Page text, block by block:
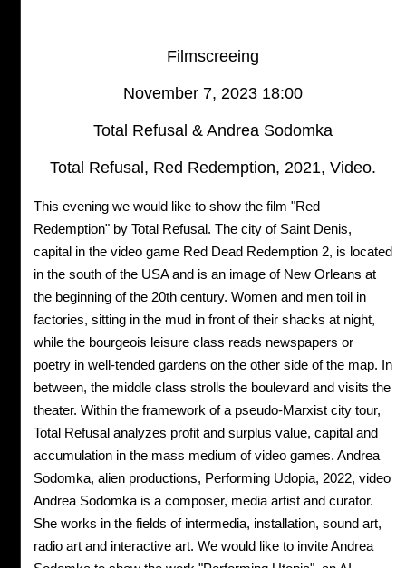
Filmscreeing
November 7, 2023 18:00
Total Refusal & Andrea Sodomka
Total Refusal, Red Redemption, 2021, Video.
This evening we would like to show the film "Red
Redemption" by Total Refusal. The city of Saint Denis,
capital in the video game Red Dead Redemption 2, is located
in the south of the USA and is an image of New Orleans at
the beginning of the 20th century. Women and men toil in
factories, sitting in the mud in front of their shacks at night,
while the bourgeois leisure class reads newspapers or
poetry in well-tended gardens on the other side of the map. In
between, the middle class strolls the boulevard and visits the
theater. Within the framework of a pseudo-Marxist city tour,
Total Refusal analyzes profit and surplus value, capital and
accumulation in the mass medium of video games. Andrea
Sodomka, alien productions, Performing Udopia, 2022, video
Andrea Sodomka is a composer, media artist and curator.
She works in the fields of intermedia, installation, sound art,
radio art and interactive art. We would like to invite Andrea